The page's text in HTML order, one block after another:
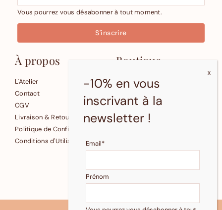
Vous pourrez vous désabonner à tout moment.
À propos
L'Atelier
Contact
CGV
Livraison & Retours
Politique de Confidentialité
Conditions d'Utilisation
Boutique
Affiches
Petite Papeterie
Fonds d'écran gratuits
Reproduction et revente
-10% en vous
inscrivant à la
newsletter !
Email*
Prénom